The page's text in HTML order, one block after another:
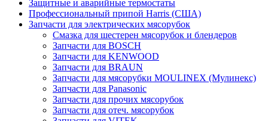
Защитные и аварийные термостаты
Профессиональный припой Harris (США)
Запчасти для электрических мясорубок
Смазка для шестерен мясорубок и блендеров
Запчасти для BOSCH
Запчасти для KENWOOD
Запчасти для BRAUN
Запчасти для мясорубки MOULINEX (Мулинекс)
Запчасти для Panasonic
Запчасти для прочих мясорубок
Запчасти для отеч. мясорубок